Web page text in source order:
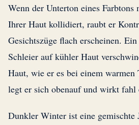
Wenn der Unterton eines
Ihrer Haut kollidiert, raubt er
Gesichtszüge flach erscheinen.
Schleier auf kühler Haut
Haut, wie er es bei einem warmen
legt er sich obenauf und wirkt fahl
Dunkler Winter ist eine gemischte